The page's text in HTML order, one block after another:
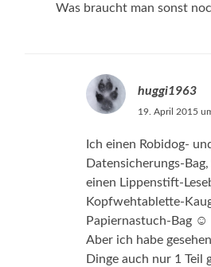
Was braucht man sonst
huggi1963
19. April 2015
Ich einen Robidog-
Datensicherungs-
einen Lippenstift-
Kopfwehtablette-
Papiernastuch-Bag ☺️
Aber ich habe
Dinge auch nur 1 Teil